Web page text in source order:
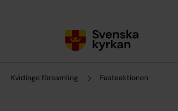
Kvidinge församling Fasteaktionen